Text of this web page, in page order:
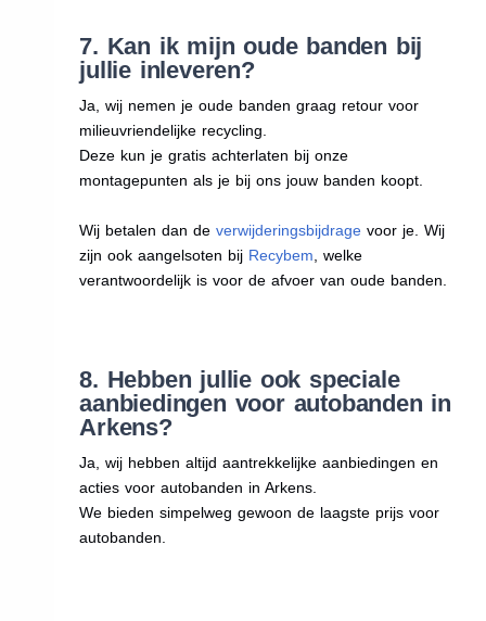
7. Kan ik mijn oude banden bij
jullie inleveren?
Ja, wij nemen je oude banden graag retour voor
milieuvriendelijke recycling.
Deze kun je gratis achterlaten bij onze
montagepunten als je bij ons jouw banden koopt.
Wij betalen dan deverwijderingsbijdrage voor je. Wij
zijn ook aangelsoten bij Recybem , welke
verantwoordelijk is voor de afvoer van oude banden.
8. Hebben jullie ook speciale
aanbiedingen voor autobanden in
Arkens?
Ja, wij hebben altijd aantrekkelijke aanbiedingen en
acties voor autobanden in Arkens.
We bieden simpelweg gewoon de laagste prijs voor
autobanden.